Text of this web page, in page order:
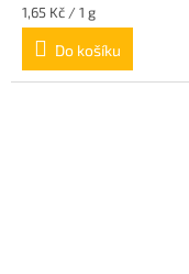
Měrná
cena:
1,65 Kč / 1 g
Do košíku